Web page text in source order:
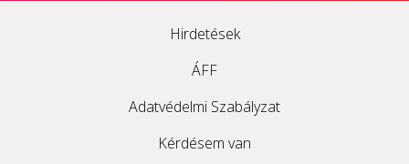
Hirdetések
ÁFF
Adatvédelmi Szabályzat
Kérdésem van